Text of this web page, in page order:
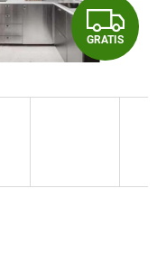
G
R
A
GRATIS